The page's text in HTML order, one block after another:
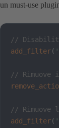
un must-use
// Disabilita
add_filter(
// Rimuove
// Rimuove
add_filter(